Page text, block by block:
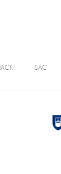
SAC